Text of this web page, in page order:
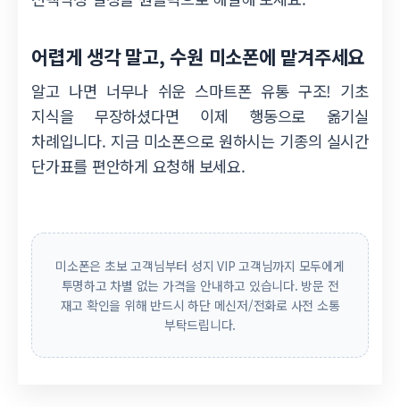
어렵게 생각 말고, 수원 미소폰에 맡겨주세요
알고 나면 너무나 쉬운 스마트폰 유통 구조! 기초
지식을 무장하셨다면 이제 행동으로 옮기실
차례입니다. 지금 미소폰으로 원하시는 기종의 실시간
단가표를 편안하게 요청해 보세요.
미소폰은 초보 고객님부터 성지 VIP 고객님까지 모두에게
투명하고 차별 없는 가격을 안내하고 있습니다. 방문 전
재고 확인을 위해 반드시 하단 메신저/전화로 사전 소통
부탁드립니다.